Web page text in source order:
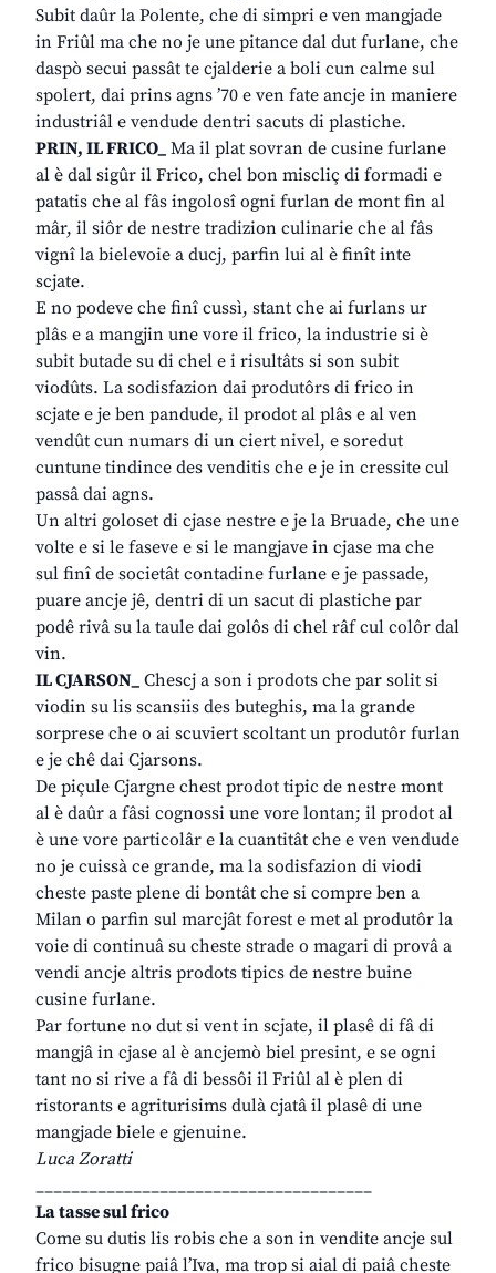
Subit daûr la Polente, che di simpri e ven mangjade
in Friûl ma che no je une pitance dal dut furlane, che
daspò secui passât te cjalderie a boli cun calme sul
spolert, dai prins agns ’70 e ven fate ancje in maniere
industriâl e vendude dentri sacuts di plastiche.
PRIN, IL FRICO_ Ma il plat sovran de cusine furlane
al è dal sigûr il Frico, chel bon miscliç di formadi e
patatis che al fâs ingolosî ogni furlan de mont fin al
mâr, il siôr de nestre tradizion culinarie che al fâs
vignî la bielevoie a ducj, parfin lui al è finît inte
scjate.
E no podeve che finî cussì, stant che ai furlans ur
plâs e a mangjin une vore il frico, la industrie si è
subit butade su di chel e i risultâts si son subit
viodûts. La sodisfazion dai produtôrs di frico in
scjate e je ben pandude, il prodot al plâs e al ven
vendût cun numars di un ciert nivel, e soredut
cuntune tindince des venditis che e je in cressite cul
passâ dai agns.
Un altri goloset di cjase nestre e je la Bruade, che une
volte e si le faseve e si le mangjave in cjase ma che
sul finî de societât contadine furlane e je passade,
puare ancje jê, dentri di un sacut di plastiche par
podê rivâ su la taule dai golôs di chel râf cul colôr dal
vin.
IL CJARSON_ Chescj a son i prodots che par solit si
viodin su lis scansiis des buteghis, ma la grande
sorprese che o ai scuviert scoltant un produtôr furlan
e je chê dai Cjarsons.
De piçule Cjargne chest prodot tipic de nestre mont
al è daûr a fâsi cognossi une vore lontan; il prodot al
è une vore particolâr e la cuantitât che e ven vendude
no je cuissà ce grande, ma la sodisfazion di viodi
cheste paste plene di bontât che si compre ben a
Milan o parfin sul marcjât forest e met al produtôr la
voie di continuâ su cheste strade o magari di provâ a
vendi ancje altris prodots tipics de nestre buine
cusine furlane.
Par fortune no dut si vent in scjate, il plasê di fâ di
mangjâ in cjase al è ancjemò biel presint, e se ogni
tant no si rive a fâ di bessôi il Friûl al è plen di
ristorants e agriturisims dulà cjatâ il plasê di une
mangjade biele e gjenuine.
Luca Zoratti
______________________________________
La tasse sul frico
Come su dutis lis robis che a son in vendite ancje sul
frico bisugne paiâ l’Iva, ma trop si aial di paiâ cheste